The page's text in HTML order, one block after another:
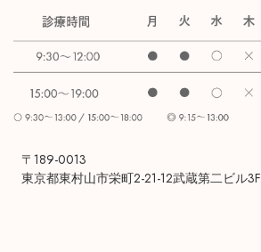
〒189-0013
東京都東村山市栄町2-21-12武蔵第二ビル3F